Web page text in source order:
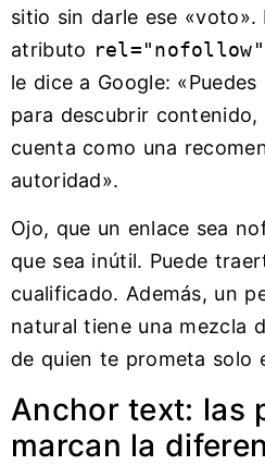
sitio sin darle ese «voto».
atributo rel="nofollow"
le dice a Google:
para descubrir
cuenta como una
autoridad».
Ojo, que un enlace sea
que sea inútil. Puede
cualificado. Además, un
natural tiene una mezcla
de quien te prometa solo
Anchor text: las
marcan la